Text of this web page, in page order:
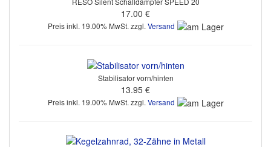
17.00 €
Preis inkl. 19.00% MwSt. zzgl. Versand
Stabilisator vorn/hinten
13.95 €
Preis inkl. 19.00% MwSt. zzgl. Versand